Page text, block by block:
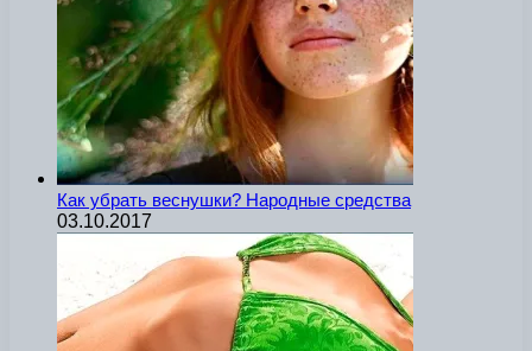
Как убрать веснушки? Народные средства
03.10.2017